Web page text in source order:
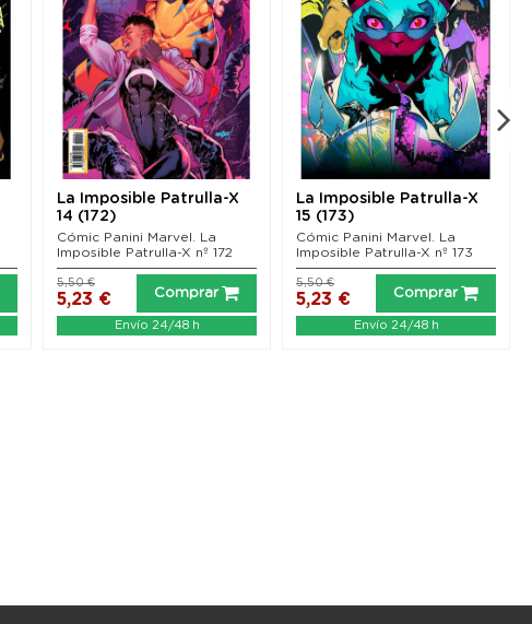
La Imposible Patrulla-X
14 (172)
Cómic Panini Marvel. La
Imposible Patrulla-X nº 172
5,23 €
5,50 €
Comprar
Envío 24/48 h
La Imposible Patrulla-X
15 (173)
Cómic Panini Marvel. La
Imposible Patrulla-X nº 173
5,23 €
5,50 €
Comprar
Envío 24/48 h